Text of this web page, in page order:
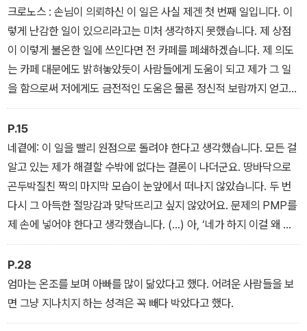
훔친 물건을 제자리에 놓아달라는 부탁이었다. 작년 온조네 학교에서
는 MP3 도난 사건이 있었다. 훔친 친구는 야자 시간에 바로 들통이
나고 말았고, 그 사실을 안 선생님은 내일 보자는 말로 시간을 유예시
켜 버렸다. 선생님의 내일 보자는 그 말은 어떠한 협박보다도 더한 폭
력이 되었다. 그 시간을 견디지 못한 아이는 밤사이 학교 옥상에서 떨
어져 죽는데….
크로노스 : 손님이 의뢰하신 이 일은 사실 제겐 첫 번째 일입니다. 이
렇게 난감한 일이 있으리라고는 미처 생각하지 못했습니다. 제 상점
이 이렇게 불온한 일에 쓰인다면 전 카페를 폐쇄하겠습니다. 제 의도
는 카페 대문에도 밝혀놓았듯이 사람들에게 도움이 되고 제가 그 일
을 함으로써 저에게도 금전적인 도움은 물론 정신적 보람까지 얻고자
한 것입니다. 이 세 가지가 온전히 성립되지 않는다면 저는 절대 행동
하지 않을 겁니다.
P.15
네곁에: 이 일을 빨리 원점으로 돌려야 한다고 생각했습니다. 모든 걸
알고 있는 제가 해결할 수밖에 없다는 결론이 나더군요. 땅바닥으로
곤두박질친 짝의 마지막 모습이 눈앞에서 떠나지 않았습니다. 두 번
다시 그 아득한 절망감과 맞닥뜨리고 싶지 않았어요. 문제의 PMP를
제 손에 넣어야 한다고 생각했습니다. (…) 아, ‘네가 하지 이걸 왜 굳
이 나한테 시키느냐’라고 반문할 수도 있습니다. 당연히 그렇지요. 제
가 할 수 있다면 했겠지요. 위에도 썼듯이 반 분위기는 활시위를 팽팽
하게 당겨놓은 것처럼 빈틈을 볼 수 없었고 아이들은 섣불리 말을 꺼
내지 않을 뿐 급식 시간에 누가 교실에 있었는지 다 아는 눈치였습니
다. 만약 제자리에 돌려놓는 것을 실패한다 하더라도 전혀 뜻밖의 상
P.28
엄마는 온조를 보며 아빠를 많이 닮았다고 했다. 어려운 사람들을 보
면 그냥 지나치지 하는 성격은 꼭 빼다 박았다고 했다.